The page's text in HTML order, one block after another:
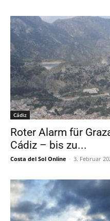
Cádiz
Roter Alarm für
Cádiz – bis zu...
Costa del Sol Online - 3. Februar